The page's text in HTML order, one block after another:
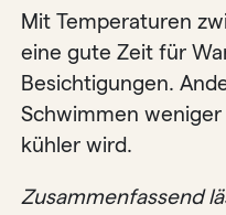
Mit Temperaturen
eine gute Zeit für
Besichtigungen.
Schwimmen
kühler wird.
Zusammenfassend